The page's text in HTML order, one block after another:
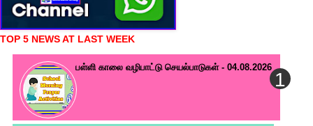
TOP 5 NEWS AT LAST WEEK
பள்ளி காலை வழிபாட்டு செயல்பாடுகள் - 04.08.2026